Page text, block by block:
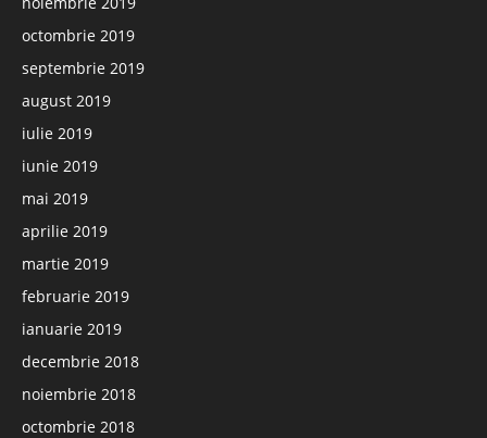
octombrie 2019
septembrie 2019
august 2019
iulie 2019
iunie 2019
mai 2019
aprilie 2019
martie 2019
februarie 2019
ianuarie 2019
decembrie 2018
noiembrie 2018
octombrie 2018